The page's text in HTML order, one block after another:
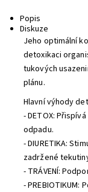
Popis
Diskuze
Jeho optimální
detoxikaci
tukových
plánu.
Hlavní výhody
- DETOX:
odpadu.
- DIURETIKA:
zadržené
- TRÁVENÍ:
-